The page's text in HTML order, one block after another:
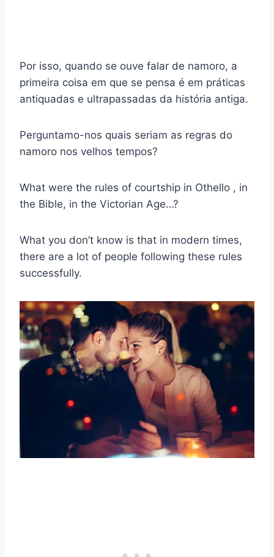
Por isso, quando se ouve falar de namoro, a
primeira coisa em que se pensa é em práticas
antiquadas e ultrapassadas da história antiga.
Perguntamo-nos quais seriam as regras do
namoro nos velhos tempos?
What were the rules of courtship in Othello , in
the Bible, in the Victorian Age…?
What you don’t know is that in modern times,
there are a lot of people following these rules
successfully.